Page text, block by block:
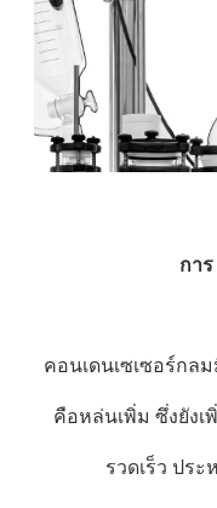
กา
คอนเดนเซเซอร์กล
คือหล่นเพิ่ม ซึ่งยังเ
รวดเร็ว ปร